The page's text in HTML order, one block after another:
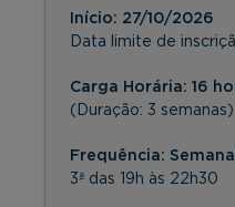
Início: 27/10/2026
Data limite de
Carga Horária: 16
(Duração: 3 semanas)
Frequência: Semanal
3ª das 19h às 22h30